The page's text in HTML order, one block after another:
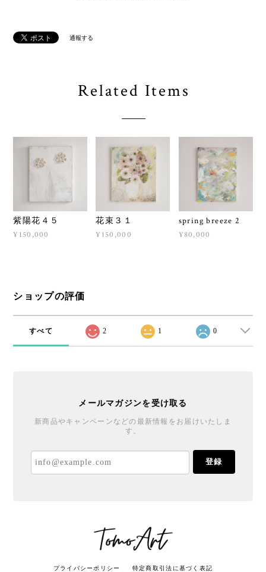
通報する
Related Items
紫陽花４５
¥150,000
花束３１
¥150,000
spring breeze 2
¥80,000
ショップの評価
すべて 2 1 0
メールマガジンを受け取る
新商品やキャンペーンなどの最新情報をお届けいたしま
す。
登録
プライバシーポリシー 特定商取引法に基づく表記